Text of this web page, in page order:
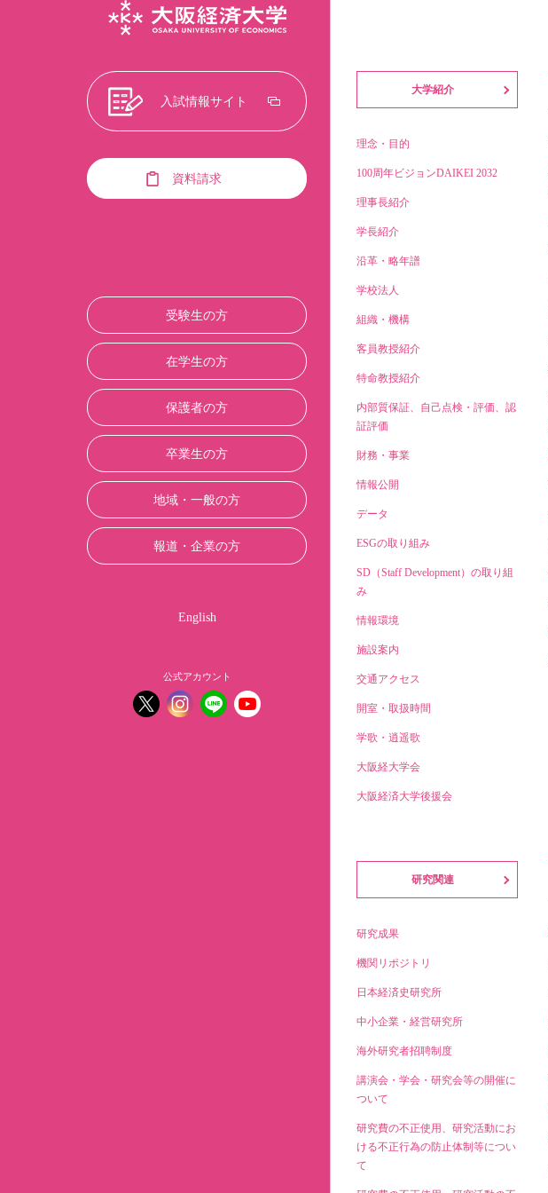
入試情報サイト
資料請求
受験生の方
在学生の方
保護者の方
卒業生の方
地域・一般の方
報道・企業の方
English
公式アカウント
大学紹介
理念・目的
100周年ビジョンDAIKEI 2032
理事長紹介
学長紹介
沿革・略年譜
学校法人
組織・機構
客員教授紹介
特命教授紹介
内部質保証、自己点検・評価、認
証評価
財務・事業
情報公開
データ
ESGの取り組み
SD（Staff Development）の取り組
み
情報環境
施設案内
交通アクセス
開室・取扱時間
学歌・逍遥歌
大阪経大学会
大阪経済大学後援会
研究関連
研究成果
機関リポジトリ
日本経済史研究所
中小企業・経営研究所
海外研究者招聘制度
講演会・学会・研究会等の開催に
ついて
研究費の不正使用、研究活動にお
ける不正行為の防止体制等につい
て